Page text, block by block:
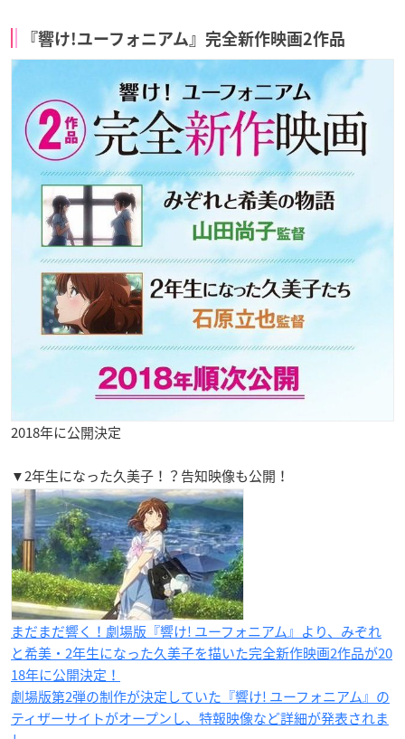
『響け!ユーフォニアム』完全新作映画2作品
2018年に公開決定
▼2年生になった久美子！？告知映像も公開！
まだまだ響く！劇場版『響け! ユーフォニアム​』より、みぞれ
と希美・2年生になった久美子を描いた完全新作映画2作品が20
18年に公開決定！
劇場版第2弾の制作が決定していた『響け! ユーフォニアム』の
ティザーサイトがオープンし、特報映像など詳細が発表されま